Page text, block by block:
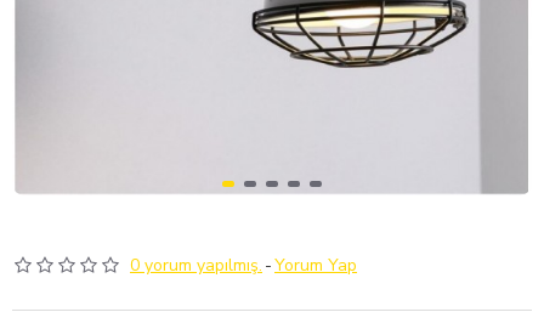
0 yorum yapılmış. -Yorum Yap